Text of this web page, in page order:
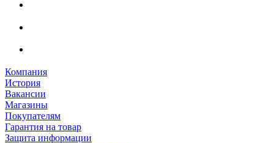
Компания
История
Вакансии
Магазины
Покупателям
Гарантия на товар
Защита информации